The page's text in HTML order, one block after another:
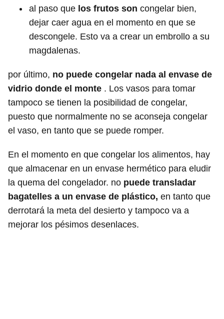
al paso que los frutos son congelar bien,
dejar caer agua en el momento en que se
descongele. Esto va a crear un embrollo a su
magdalenas.
por último, no puede congelar nada al envase de
vidrio donde el monte . Los vasos para tomar
tampoco se tienen la posibilidad de congelar,
puesto que normalmente no se aconseja congelar
el vaso, en tanto que se puede romper.
En el momento en que congelar los alimentos, hay
que almacenar en un envase hermético para eludir
la quema del congelador. no puede transladar
bagatelles a un envase de plástico, en tanto que
derrotará la meta del desierto y tampoco va a
mejorar los pésimos desenlaces.